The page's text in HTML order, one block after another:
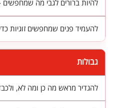
להיות ברורים לגבי מה שמחפשים
להעמיד פנים שמחפשים זוגיות
גבולות
להגדיר מראש מה כן ומה לא,